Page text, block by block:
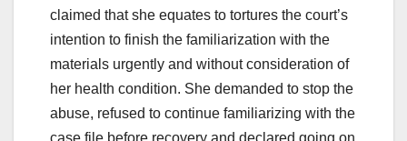
claimed that she equates to tortures the court’s
intention to finish the familiarization with the
materials urgently and without consideration of
her health condition. She demanded to stop the
abuse, refused to continue familiarizing with the